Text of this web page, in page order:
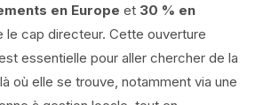
en Europe et 30 % en
le cap directeur. Cette ouverture
essentielle pour aller chercher de la
là où elle se trouve, notamment via une